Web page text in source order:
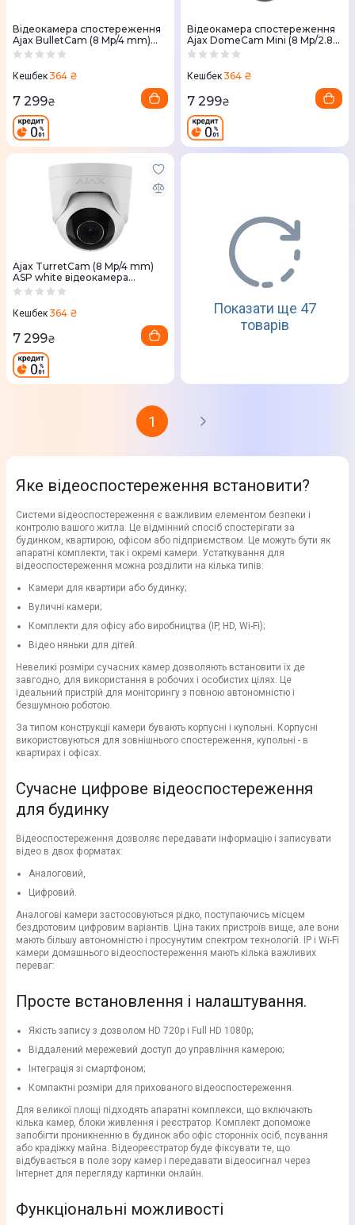
Відеокамера спостереження
Ajax BulletCam (8 Mp/4 mm)
ASP white
Кешбек364 ₴
7 299₴
Відеокамера спостереження
Ajax DomeCam Mini (8 Mp/2.8
mm) ASP white
Кешбек364 ₴
7 299₴
Ajax TurretCam (8 Mp/4 mm)
ASP white відеокамера
спостереження
Кешбек364 ₴
7 299₴
Показати ще 47
товарів
1
Яке відеоспостереження встановити?
Системи відеоспостереження є важливим елементом безпеки і
контролю вашого житла. Це відмінний спосіб спостерігати за
будинком, квартирою, офісом або підприємством. Це можуть бути як
апаратні комплекти, так і окремі камери. Устаткування для
відеоспостереження можна розділити на кілька типів:
Камери для квартири або будинку;
Вуличні камери;
Комплекти для офісу або виробництва (IP, HD, Wi-Fi);
Відео няньки для дітей.
Невеликі розміри сучасних камер дозволяють встановити їх де
завгодно, для використання в робочих і особистих цілях. Це
ідеальний пристрій для моніторингу з повною автономністю і
безшумною роботою.
За типом конструкції камери бувають корпусні і купольні. Корпусні
використовуються для зовнішнього спостереження, купольні - в
квартирах і офісах.
Сучасне цифрове відеоспостереження
для будинку
Відеоспостереження дозволяє передавати інформацію і записувати
відео в двох форматах:
Аналоговий,
Цифровий.
Аналогові камери застосовуються рідко, поступаючись місцем
бездротовим цифровим варіантів. Ціна таких пристроїв вище, але вони
мають більшу автономністю і просунутим спектром технологій. IP і Wi-Fi
камери домашнього відеоспостереження мають кілька важливих
переваг:
Просте встановлення і налаштування.
Якість запису з дозволом HD 720p і Full HD 1080p;
Віддалений мережевий доступ до управління камерою;
Інтеграція зі смартфоном;
Компактні розміри для прихованого відеоспостереження.
Для великої площі підходять апаратні комплекси, що включають
кілька камер, блоки живлення і реєстратор. Комплект допоможе
запобігти проникненню в будинок або офіс сторонніх осіб, псування
або крадіжку майна. Відеореєстратор буде фіксувати те, що
відбувається в поле зору камер і передавати відеосигнал через
Інтернет для перегляду картинки онлайн.
Функціональні можливості